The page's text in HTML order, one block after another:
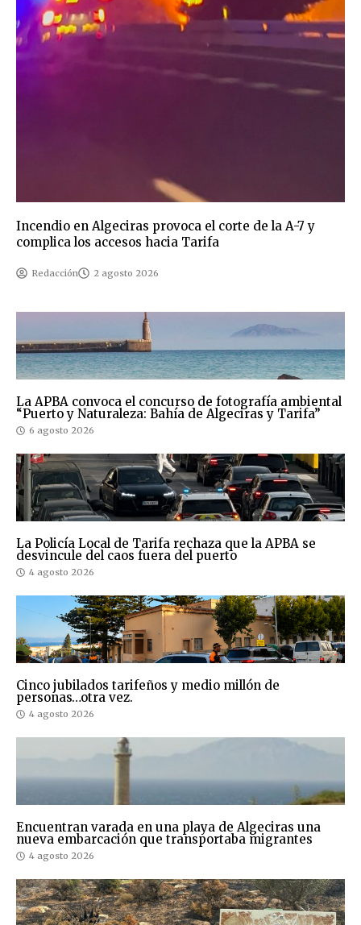
Incendio en Algeciras provoca el corte de la A-7 y
complica los accesos hacia Tarifa
Redacción 2 agosto 2026
La APBA convoca el concurso de fotografía ambiental
“Puerto y Naturaleza: Bahía de Algeciras y Tarifa”
6 agosto 2026
La Policía Local de Tarifa rechaza que la APBA se
desvincule del caos fuera del puerto
4 agosto 2026
Cinco jubilados tarifeños y medio millón de
personas…otra vez.
4 agosto 2026
Encuentran varada en una playa de Algeciras una
nueva embarcación que transportaba migrantes
4 agosto 2026